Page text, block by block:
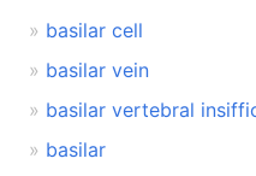
basilar cell
basilar vein
basilar vertebral
basilar